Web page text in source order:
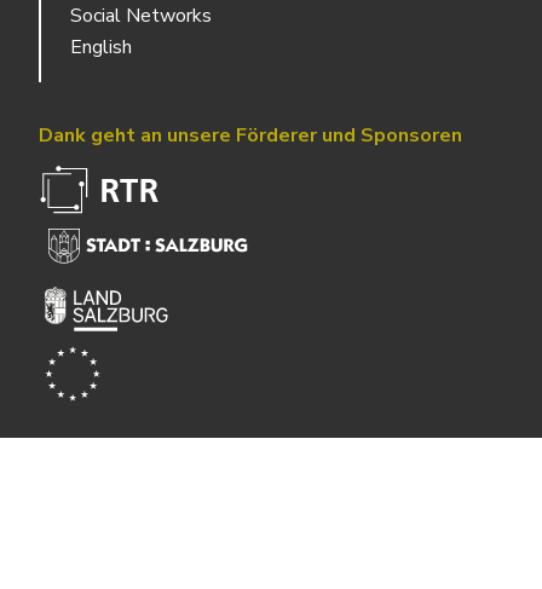
Social Networks
English
Dank geht an unsere Förderer und Sponsoren